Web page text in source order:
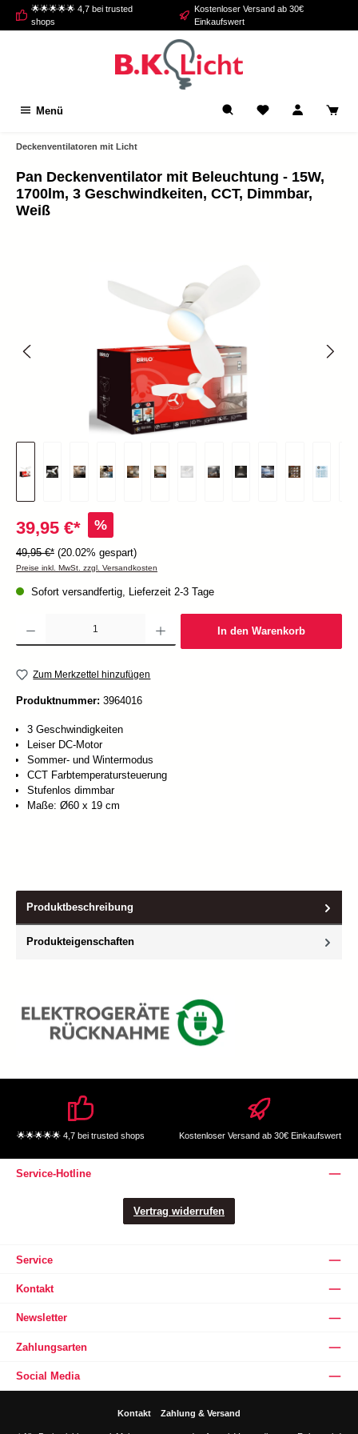
springen
🌟🌟🌟🌟🌟 4,7 bei trusted
shops
Kostenloser Versand ab 30€
Einkaufswert
Menü
Deckenventilatoren mit Licht
Pan Deckenventilator mit Beleuchtung - 15W,
1700lm, 3 Geschwindkeiten, CCT, Dimmbar,
Weiß
39,95 €* %
49,95 €* (20.02% gespart)
Preise inkl. MwSt. zzgl. Versandkosten
Sofort versandfertig, Lieferzeit 2-3 Tage
Produkt Anzahl: Gib den gewünschten Wert ein oder benutze die Schaltflächen um die
In den Warenkorb
Zum Merkzettel hinzufügen
Produktnummer: 3964016
3 Geschwindigkeiten
Leiser DC-Motor
Sommer- und Wintermodus
CCT Farbtemperatursteuerung
Stufenlos dimmbar
Maße: Ø60 x 19 cm
Produktbeschreibung
Produkteigenschaften
🌟🌟🌟🌟🌟 4,7 bei trusted shops Kostenloser Versand ab 30€ Einkaufswert
Service-Hotline
Vertrag widerrufen
Service
Kontakt
Newsletter
Zahlungsarten
Social Media
Kontakt Zahlung & Versand